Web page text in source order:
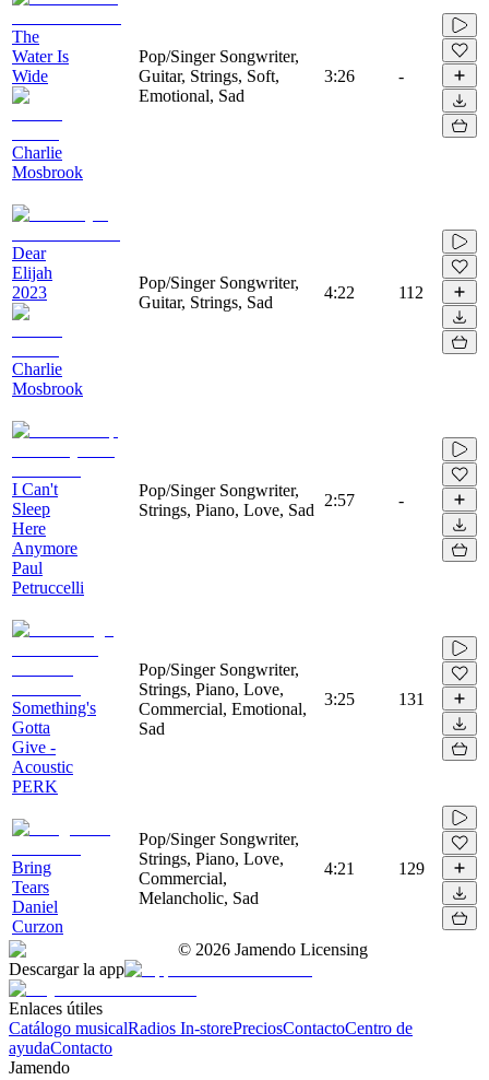
The
Water Is
Wide
Charlie
Mosbrook
Pop/Singer Songwriter,
Guitar, Strings, Soft,
Emotional, Sad
3:26 -
Dear
Elijah
2023
Charlie
Mosbrook
Pop/Singer Songwriter,
Guitar, Strings, Sad
4:22 112
I Can't
Sleep
Here
Anymore
Paul
Petruccelli
Pop/Singer Songwriter,
Strings, Piano, Love, Sad
2:57 -
Something's
Gotta
Give -
Acoustic
PERK
Pop/Singer Songwriter,
Strings, Piano, Love,
Commercial, Emotional,
Sad
3:25 131
Bring
Tears
Daniel
Curzon
Pop/Singer Songwriter,
Strings, Piano, Love,
Commercial,
Melancholic, Sad
4:21 129
© 2026 Jamendo Licensing
Descargar la app
Enlaces útiles
Catálogo musicalRadios In-storePreciosContactoCentro de
ayudaContacto
Jamendo